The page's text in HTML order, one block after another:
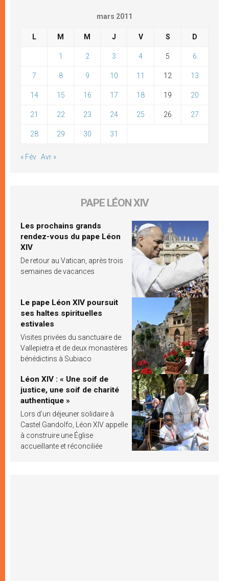
mars 2011
L M M J V S D
1 2 3 4 5 6
7 8 9 10 11 12 13
14 15 16 17 18 19 20
21 22 23 24 25 26 27
28 29 30 31
« Fév Avr »
PAPE LÉON XIV
Les prochains grands
rendez-vous du pape Léon
XIV
De retour au Vatican, après trois
semaines de vacances
Le pape Léon XIV poursuit
ses haltes spirituelles
estivales
Visites privées du sanctuaire de
Vallepietra et de deux monastères
bénédictins à Subiaco
Léon XIV : « Une soif de
justice, une soif de charité
authentique »
Lors d’un déjeuner solidaire à
Castel Gandolfo, Léon XIV appelle
à construire une Église
accueillante et réconciliée